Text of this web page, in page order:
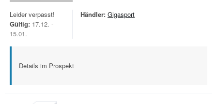
Leider verpasst!
Gültig: 17.12. -
15.01.
Händler: Gigasport
Details im Prospekt